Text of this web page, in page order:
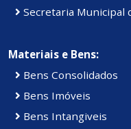
Secretaria Municipal
Materiais e Bens:
Bens Consolidados
Bens Imóveis
Bens Intangiveis